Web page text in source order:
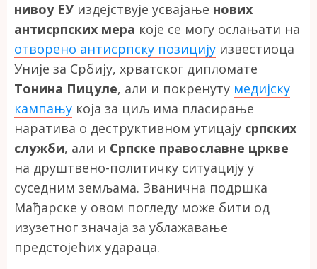
нивоу ЕУ издејствује усвајање нових
антисрпских мера које се могу ослањати на
отворено антисрпску позицију известиоца
Уније за Србију, хрватског дипломате
Тонина Пицуле, али и покренуту медијску
кампању која за циљ има пласирање
наратива о деструктивном утицају српских
служби, али и Српске православне цркве
на друштвено-политичку ситуацију у
суседним земљама. Званична подршка
Мађарске у овом погледу може бити од
изузетног значаја за ублажавање
предстојећих удараца.